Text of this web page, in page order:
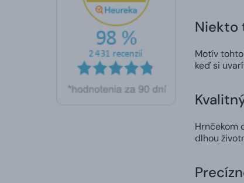
Niekto
Motív
keď si
Hrnčekom
dlhou